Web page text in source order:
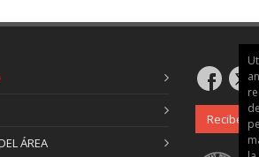
la unidad 5, con cuatro casos
podrá comprobar los conocimientos
guiado y apoyado por un tutor
dudas que le puedan surgir y que
ÁREA
Recibe